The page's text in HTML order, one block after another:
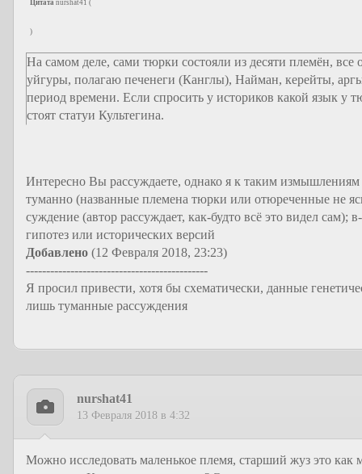
Цитата nurshat41 (
)
На самом деле, сами тюрки состояли из десяти племён,
уйгуры, полагаю печенеги (Канглы), Найман, керейты,
период времени. Если спросить у историков какой язык
стоят статуи Культегина.
Интересно Вы рассуждаете, однако я к таким
туманно (названные племена тюрки или отюреченные не
суждение (автор рассуждает, как-будто всё это видел сам);
гипотез или исторических версий
Добавлено (12 Февраля 2018, 23:23)
---------------------------------------------
Я просил привести, хотя бы схематически, данные
лишь туманные рассуждения
nurshat41
13 Февраля 2018 в 4:32
Можно исследовать маленькое племя, старший жуз это